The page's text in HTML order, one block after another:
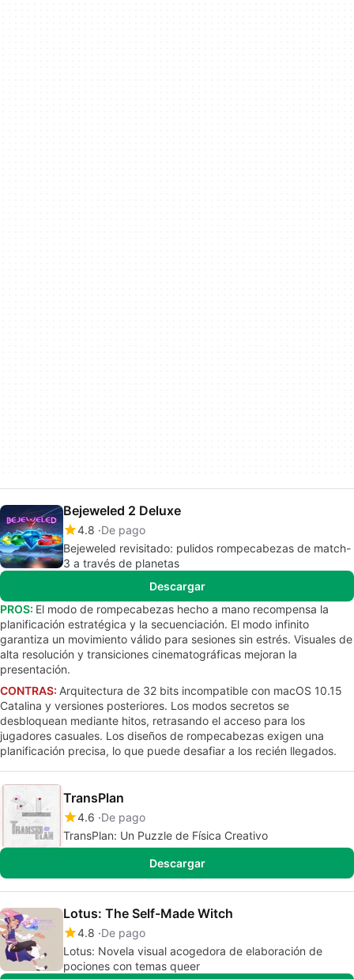
Bejeweled 2 Deluxe
4.8 De pago
Bejeweled revisitado: pulidos rompecabezas de match-
3 a través de planetas
Descargar
PROS: El modo de rompecabezas hecho a mano recompensa la
planificación estratégica y la secuenciación. El modo infinito
garantiza un movimiento válido para sesiones sin estrés. Visuales de
alta resolución y transiciones cinematográficas mejoran la
presentación.
CONTRAS: Arquitectura de 32 bits incompatible con macOS 10.15
Catalina y versiones posteriores. Los modos secretos se
desbloquean mediante hitos, retrasando el acceso para los
jugadores casuales. Los diseños de rompecabezas exigen una
planificación precisa, lo que puede desafiar a los recién llegados.
TransPlan
4.6 De pago
TransPlan: Un Puzzle de Física Creativo
Descargar
Lotus: The Self-Made Witch
4.8 De pago
Lotus: Novela visual acogedora de elaboración de
pociones con temas queer